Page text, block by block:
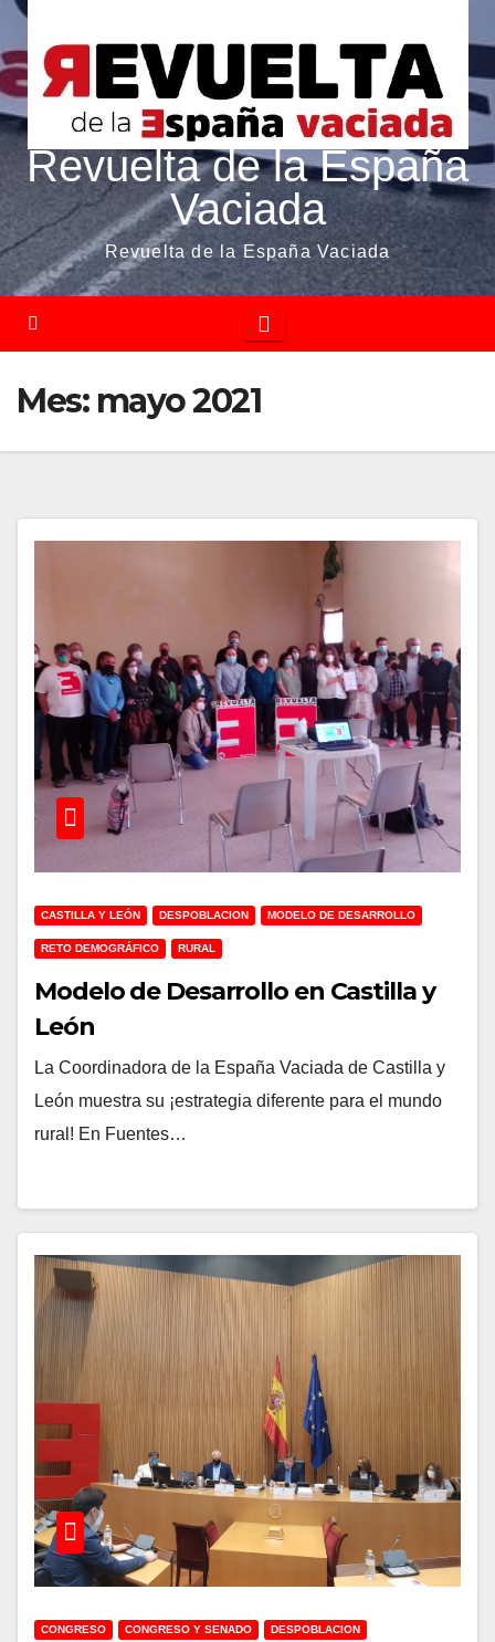
Revuelta de la España
Vaciada
Revuelta de la España Vaciada
Mes: mayo 2021
CASTILLA Y LEÓN DESPOBLACION MODELO DE DESARROLLO
RETO DEMOGRÁFICO RURAL
Modelo de Desarrollo en Castilla y
León
La Coordinadora de la España Vaciada de Castilla y
León muestra su ¡estrategia diferente para el mundo
rural! En Fuentes…
CONGRESO CONGRESO Y SENADO DESPOBLACION